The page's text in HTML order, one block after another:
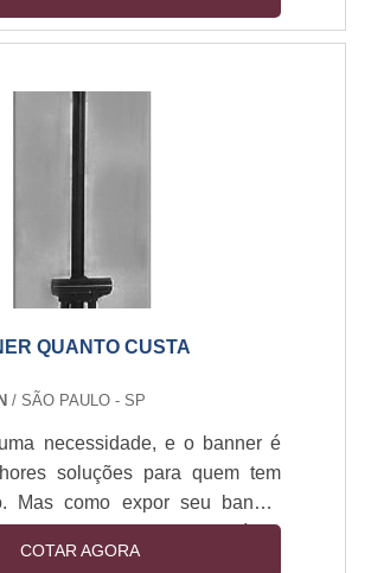
de venda, facilitando de forma
para garantir a excelência e
p....
QUANTO CUSTA
/ SÃO PAULO - SP
necessidade, e o banner é
soluções para quem tem
Mas como expor seu banner
no local de um maneira física
ou fitas)? A resposta é simples,
COTAR AGORA